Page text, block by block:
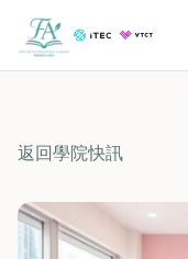
返回學院快訊